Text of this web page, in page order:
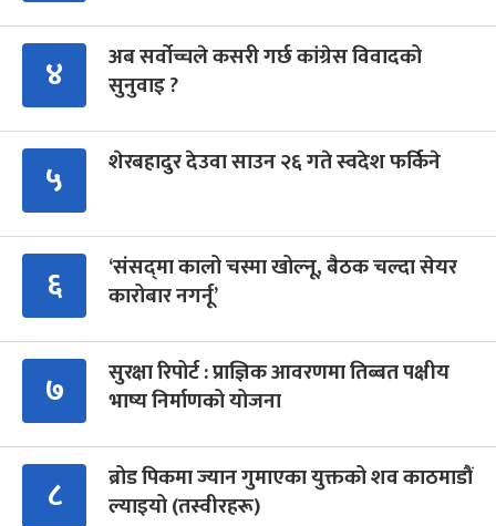
४
अब सर्वोच्चले कसरी गर्छ कांग्रेस विवादको
सुनुवाइ ?
५ शेरबहादुर देउवा साउन २६ गते स्वदेश फर्किने
६
‘संसद्‍मा कालो चस्मा खोल्नू, बैठक चल्दा सेयर
कारोबार नगर्नू’
७
सुरक्षा रिपोर्ट : प्राज्ञिक आवरणमा तिब्बत पक्षीय
भाष्य निर्माणको योजना
८
ब्रोड पिकमा ज्यान गुमाएका युक्तको शव काठमाडौं
ल्याइयो (तस्वीरहरू)